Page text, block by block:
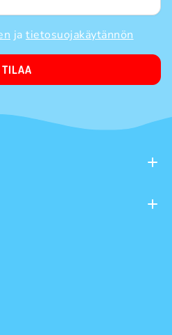
ja tietosuojakäytännön
TILAA